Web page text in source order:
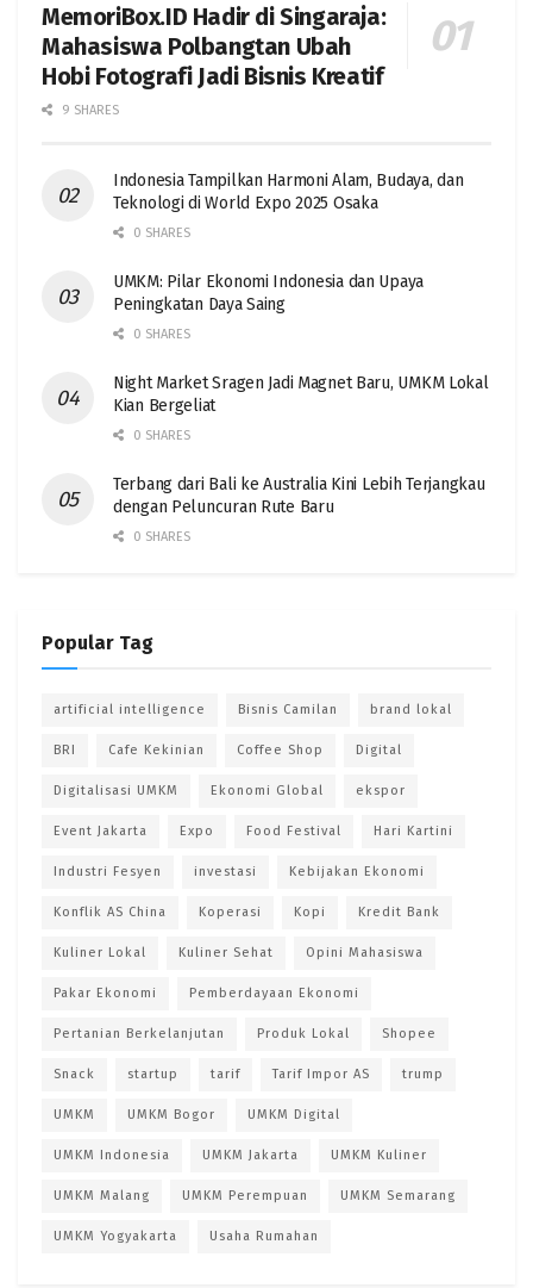
MemoriBox.ID Hadir di Singaraja:
Mahasiswa Polbangtan Ubah
Hobi Fotografi Jadi Bisnis Kreatif
9 SHARES
Indonesia Tampilkan Harmoni Alam, Budaya, dan
Teknologi di World Expo 2025 Osaka
0 SHARES
UMKM: Pilar Ekonomi Indonesia dan Upaya
Peningkatan Daya Saing
0 SHARES
Night Market Sragen Jadi Magnet Baru, UMKM Lokal
Kian Bergeliat
0 SHARES
Terbang dari Bali ke Australia Kini Lebih Terjangkau
dengan Peluncuran Rute Baru
0 SHARES
Popular Tag
artificial intelligence Bisnis Camilan brand lokal
BRI Cafe Kekinian Coffee Shop Digital
Digitalisasi UMKM Ekonomi Global ekspor
Event Jakarta Expo Food Festival Hari Kartini
Industri Fesyen investasi Kebijakan Ekonomi
Konflik AS China Koperasi Kopi Kredit Bank
Kuliner Lokal Kuliner Sehat Opini Mahasiswa
Pakar Ekonomi Pemberdayaan Ekonomi
Pertanian Berkelanjutan Produk Lokal Shopee
Snack startup tarif Tarif Impor AS trump
UMKM UMKM Bogor UMKM Digital
UMKM Indonesia UMKM Jakarta UMKM Kuliner
UMKM Malang UMKM Perempuan UMKM Semarang
UMKM Yogyakarta Usaha Rumahan